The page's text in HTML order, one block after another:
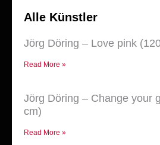
Alle Künstler
Jörg Döring – Love pink
Read More »
Jörg Döring – Change your
cm)
Read More »